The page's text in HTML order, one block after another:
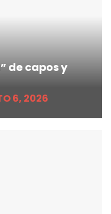
de capos y
6, 2026